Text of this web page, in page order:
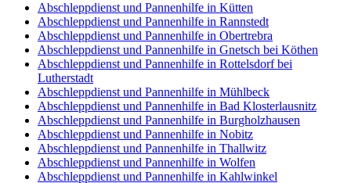
Abschleppdienst und Pannenhilfe in Kütten
Abschleppdienst und Pannenhilfe in Rannstedt
Abschleppdienst und Pannenhilfe in Obertrebra
Abschleppdienst und Pannenhilfe in Gnetsch bei Köthen
Abschleppdienst und Pannenhilfe in Rottelsdorf bei
Lutherstadt
Abschleppdienst und Pannenhilfe in Mühlbeck
Abschleppdienst und Pannenhilfe in Bad Klosterlausnitz
Abschleppdienst und Pannenhilfe in Burgholzhausen
Abschleppdienst und Pannenhilfe in Nobitz
Abschleppdienst und Pannenhilfe in Thallwitz
Abschleppdienst und Pannenhilfe in Wolfen
Abschleppdienst und Pannenhilfe in Kahlwinkel